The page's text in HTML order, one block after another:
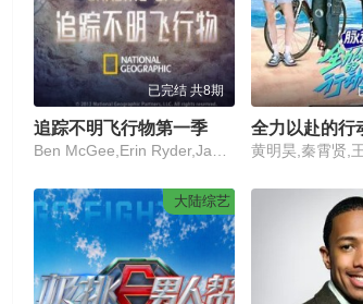
已完结 共8期
追踪不明飞行物第一季 全力以赴的行
大陆综艺